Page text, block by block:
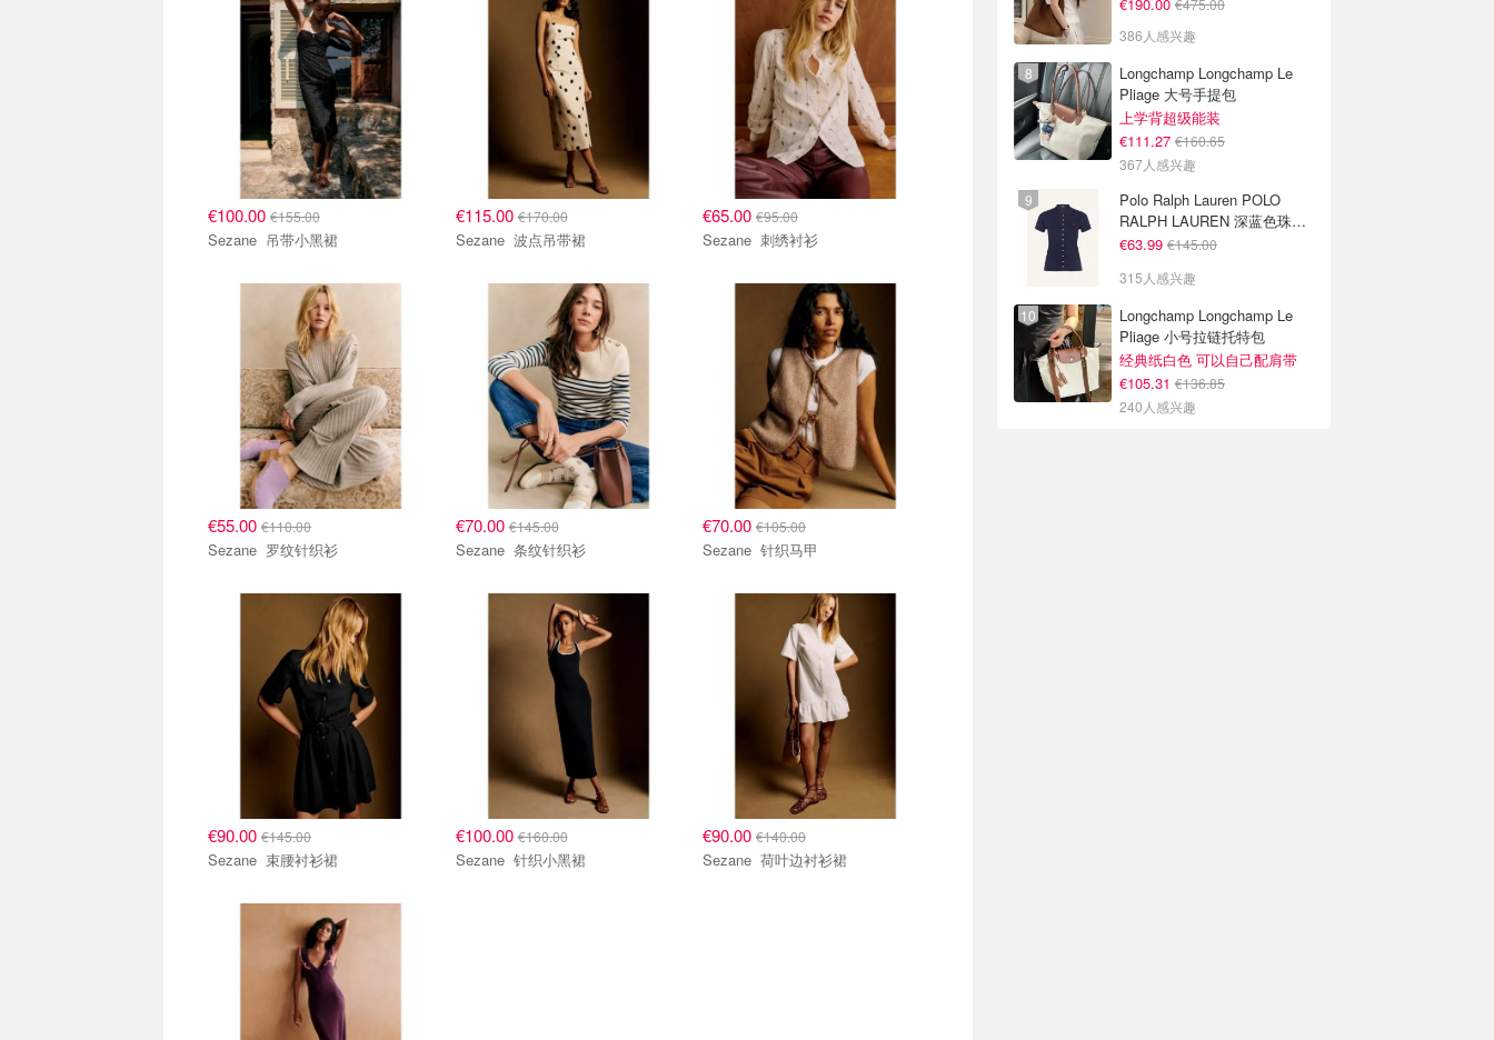
€100.00 €155.00
Sezane 吊带小黑裙
€115.00€170.00
Sezane 波点吊带裙
€65.00 €95.00
Sezane 刺绣衬衫
€55.00 €110.00
Sezane 罗纹针织衫
€70.00€145.00
Sezane 条纹针织衫
€70.00 €105.00
Sezane 针织马甲
€90.00 €145.00
Sezane 束腰衬衫裙
€100.00€160.00
Sezane 针织小黑裙
€90.00 €140.00
Sezane 荷叶边衬衫裙
€475.00
386人感兴趣
Longchamp Longchamp Le
Pliage 大号手提包
上学背超级能装
€111.27 €160.65
367人感兴趣
Polo Ralph Lauren POLO
RALPH LAUREN 深蓝色珠地
布 Polo衫
€63.99 €145.00
315人感兴趣
Longchamp Longchamp Le
Pliage 小号拉链托特包
经典纸白色 可以自己配肩带
€105.31 €136.85
240人感兴趣